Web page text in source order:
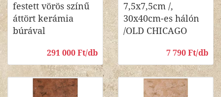
festett vörös színű
áttört kerámia
búrával
291 000 Ft/db
7,5x7,5cm /,
30x40cm-es hálón
/OLD CHICAGO
7 790 Ft/db